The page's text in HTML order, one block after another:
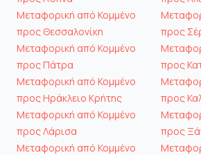
Μεταφορική από Κομμένο
προς Θεσσαλονίκη
Μεταφορική από Κομμένο
προς Πάτρα
Μεταφορική από Κομμένο
προς Ηράκλειο Κρήτης
Μεταφορική από Κομμένο
προς Λάρισα
Μεταφορική από Κομμένο
προς
προς
προς
προς